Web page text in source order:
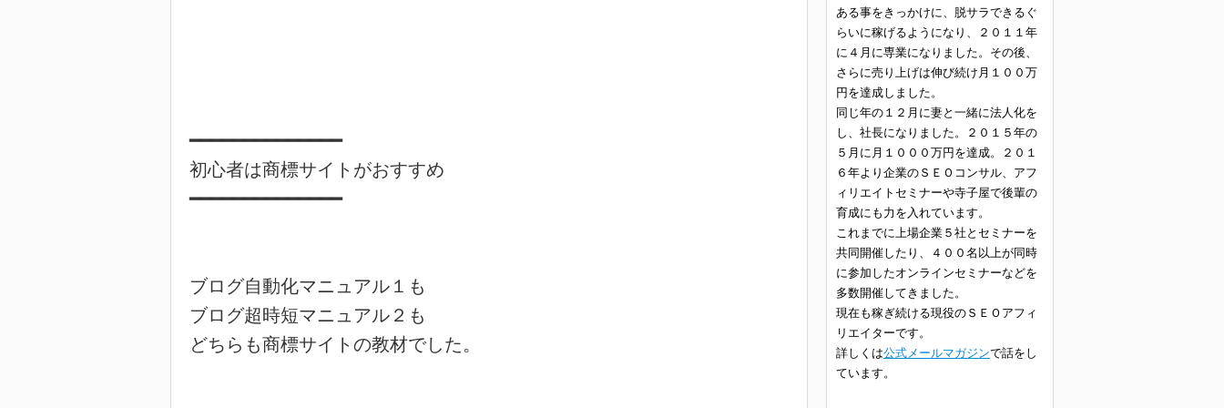
━━━━━━━━━━━━━━
初心者は商標サイトがおすすめ
━━━━━━━━━━━━━━
ブログ自動化マニュアル１も
ブログ超時短マニュアル２も
どちらも商標サイトの教材でした。
ある事をきっかけに、脱サラできるぐ
らいに稼げるようになり、２０１１年
に４月に専業になりました。その後、
さらに売り上げは伸び続け月１００万
円を達成しました。
同じ年の１２月に妻と一緒に法人化を
し、社長になりました。２０１５年の
５月に月１０００万円を達成。２０１
６年より企業のＳＥＯコンサル、アフ
ィリエイトセミナーや寺子屋で後輩の
育成にも力を入れています。
これまでに上場企業５社とセミナーを
共同開催したり、４００名以上が同時
に参加したオンラインセミナーなどを
多数開催してきました。
現在も稼ぎ続ける現役のＳＥＯアフィ
リエイターです。
詳しくは公式メールマガジンで話をし
ています。